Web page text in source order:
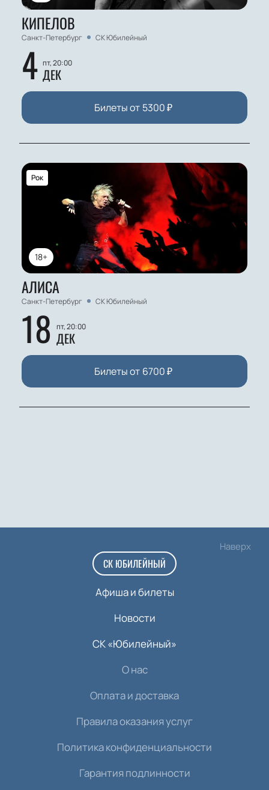
КИПЕЛОВ
Санкт-Петербург СК Юбилейный
4 пт, 20:00
ДЕК
Билеты от 5300₽
18+
Рок
АЛИСА
Санкт-Петербург СК Юбилейный
18 пт, 20:00
ДЕК
Билеты от 6700₽
Наверх
СК ЮБИЛЕЙНЫЙ
Афиша и билеты
Новости
СК «Юбилейный»
О нас
Оплата и доставка
Правила оказания услуг
Политика конфиденциальности
Гарантия подлинности